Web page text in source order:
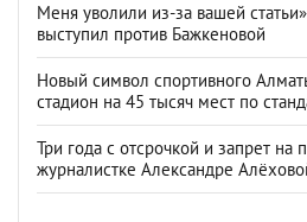
Меня уволили из-за вашей
выступил против Бажкеновой
Новый символ спортивного
стадион на 45 тысяч мест по
Три года с отсрочкой и запрет на
журналистке Александре